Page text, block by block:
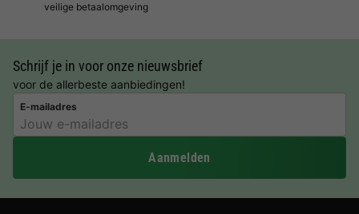
veilige betaalomgeving
Schrijf je in voor onze nieuwsbrief
voor de allerbeste aanbiedingen!
E-mailadres
Aanmelden